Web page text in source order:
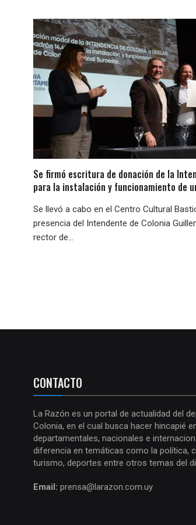
Se firmó escritura de donación de la
para la instalación y funcionamiento de
Se llevó a cabo en el Centro Cultural
presencia del Intendente de Colonia
rector de...
CONTACTO
La Razón es un portal de actualidad del
Colonia, en el cual busca hacer hincapié
departamentales, nacionales e
diferencia en temáticas como la política,
turismo, deportes entre otros temas del
Email: prensa@larazon.com.uy